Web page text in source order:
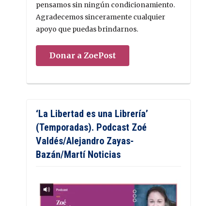
pensamos sin ningún condicionamiento.
Agradecemos sinceramente cualquier
apoyo que puedas brindarnos.
Donar a ZoePost
‘La Libertad es una Librería’
(Temporadas). Podcast Zoé
Valdés/Alejandro Zayas-
Bazán/Martí Noticias